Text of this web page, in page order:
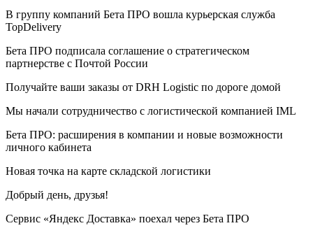
В группу компаний Бета ПРО вошла курьерская служба
TopDelivery
Бета ПРО подписала соглашение о стратегическом
партнерстве с Почтой России
Получайте ваши заказы от DRH Logistic по дороге домой
Мы начали сотрудничество с логистической компанией IML
Бета ПРО: расширения в компании и новые возможности
личного кабинета
Новая точка на карте складской логистики
Добрый день, друзья!
Сервис «Яндекс Доставка» поехал через Бета ПРО